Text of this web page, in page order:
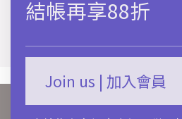
結帳再享88折
Join us | 加入會員
關於ALDO